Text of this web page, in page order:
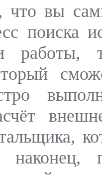
вы
поиска
работы,